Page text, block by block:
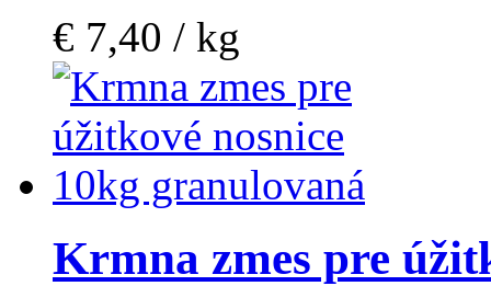
€ 7,40 / kg
Krmna zmes pre